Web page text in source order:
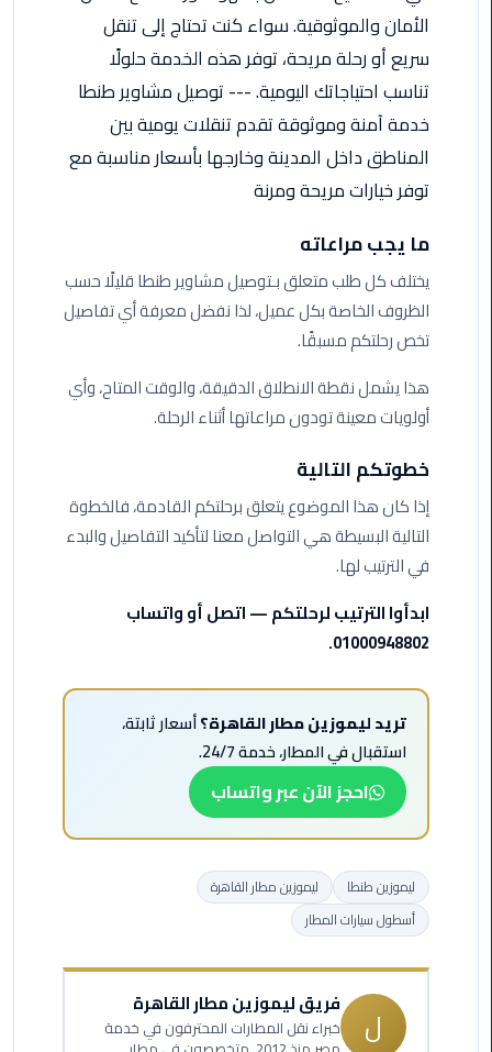
مرسى
مطروح
ليموزين
سفنكس
خدمة
الغردقة
ليموزين
القاهرة
ليموزين
مرسيدس
بالسائق
مطار
الاسكندريه
السويس
تاكسي
المطار
الأمان والموثوقية. سواء كنت تحتاج إلى تنقل
سريع أو رحلة مريحة، توفر هذه الخدمة حلولًا
تناسب احتياجاتك اليومية. --- توصيل مشاوير طنطا
خدمة آمنة وموثوقة تقدم تنقلات يومية بين
المناطق داخل المدينة وخارجها بأسعار مناسبة مع
توفر خيارات مريحة ومرنة
ما يجب مراعاته
يختلف كل طلب متعلق بـتوصيل مشاوير طنطا قليلًا حسب
الظروف الخاصة بكل عميل، لذا نفضل معرفة أي تفاصيل
تخص رحلتكم مسبقًا.
هذا يشمل نقطة الانطلاق الدقيقة، والوقت المتاح، وأي
أولويات معينة تودون مراعاتها أثناء الرحلة.
خطوتكم التالية
إذا كان هذا الموضوع يتعلق برحلتكم القادمة، فالخطوة
التالية البسيطة هي التواصل معنا لتأكيد التفاصيل والبدء
في الترتيب لها.
ابدأوا الترتيب لرحلتكم — اتصل أو واتساب
01000948802.
تريد ليموزين مطار القاهرة؟أسعار ثابتة،
استقبال في المطار، خدمة 24/7.
احجز الآن عبر واتساب
ليموزين طنطا
ليموزين مطار القاهرة
أسطول سيارات المطار
ل فريق ليموزين مطار القاهرة
خبراء نقل المطارات المحترفون في خدمة